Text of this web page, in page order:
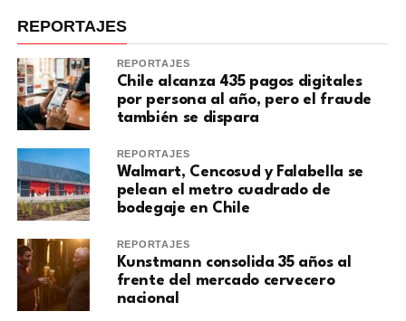
REPORTAJES
REPORTAJES
Chile alcanza 435 pagos digitales
por persona al año, pero el fraude
también se dispara
REPORTAJES
Walmart, Cencosud y Falabella se
pelean el metro cuadrado de
bodegaje en Chile
REPORTAJES
Kunstmann consolida 35 años al
frente del mercado cervecero
nacional